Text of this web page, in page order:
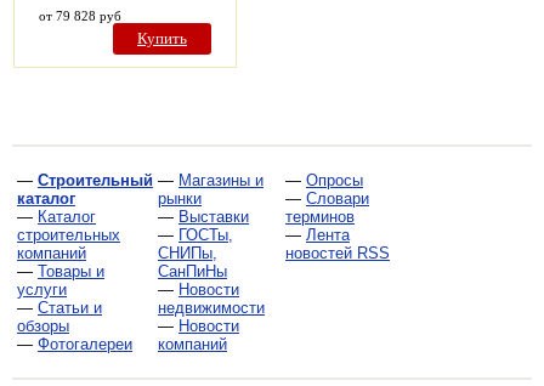
от 79 828 руб
Купить
— Строительный
каталог
— Каталог
строительных
компаний
— Товары и
услуги
— Статьи и
обзоры
— Фотогалереи
— Магазины и
рынки
— Выставки
— ГОСТы,
СНИПы,
СанПиНы
— Новости
недвижимости
— Новости
компаний
— Опросы
— Словари
терминов
— Лента
новостей RSS